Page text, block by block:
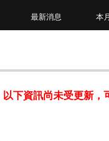
最新消息 本
下資訊尚未受更新，